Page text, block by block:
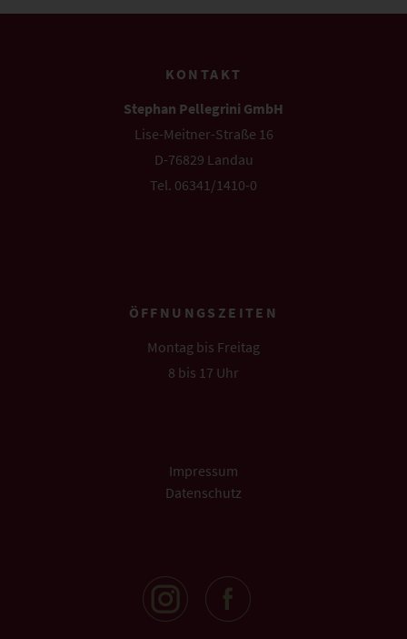
KONTAKT
Stephan Pellegrini GmbH
Lise-Meitner-Straße 16
D-76829 Landau
Tel. 06341/1410-0
ÖFFNUNGSZEITEN
Montag bis Freitag
8 bis 17 Uhr
Impressum
Datenschutz